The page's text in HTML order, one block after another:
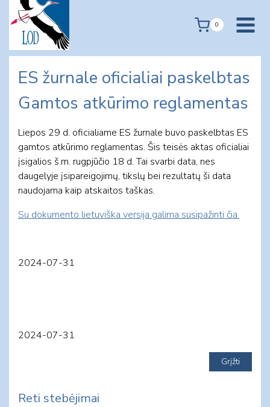
content
0
ES žurnale oficialiai paskelbtas
Gamtos atkūrimo reglamentas
Liepos 29 d. oficialiame ES žurnale buvo paskelbtas ES
gamtos atkūrimo reglamentas. Šis teisės aktas oficialiai
įsigalios š.m. rugpjūčio 18 d. Tai svarbi data, nes
daugelyje įsipareigojimų, tikslų bei rezultatų ši data
naudojama kaip atskaitos taškas.
Su dokumento lietuviška versija galima susipažinti čia.
2024-07-31
2024-07-31
Reti stebėjimai